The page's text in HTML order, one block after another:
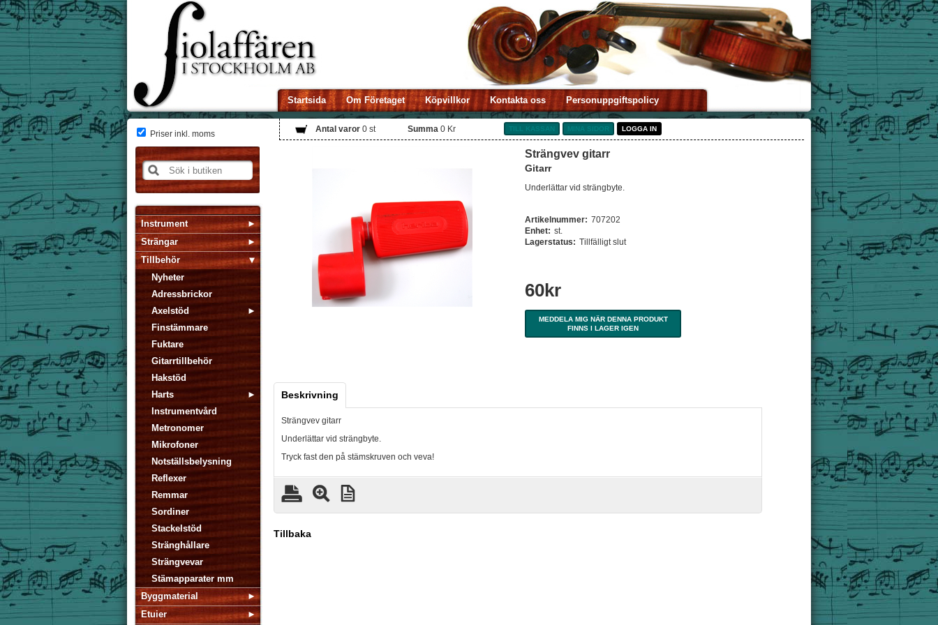
Startsida Om Företaget Köpvillkor Kontakta oss Personuppgiftspolicy
Antal varor 0 st Summa 0 Kr TILL KASSAN LOGGA IN
Priser inkl. moms
Instrument
Strängar
Tillbehör
Nyheter
Adressbrickor
Axelstöd
Finstämmare
Fuktare
Gitarrtillbehör
Hakstöd
Harts
Instrumentvård
Metronomer
Mikrofoner
Notställsbelysning
Reflexer
Remmar
Sordiner
Stackelstöd
Stränghållare
Strängvevar
Stämapparater mm
Byggmaterial
Etuier
Strängvev gitarr
Gitarr
Underlättar vid strängbyte.
Artikelnummer: 707202
Enhet: st.
Lagerstatus: Tillfälligt slut
60kr
MEDDELA MIG NÄR DENNA PRODUKT
FINNS I LAGER IGEN
Beskrivning
Strängvev gitarr
Underlättar vid strängbyte.
Tryck fast den på stämskruven och veva!
Tillbaka